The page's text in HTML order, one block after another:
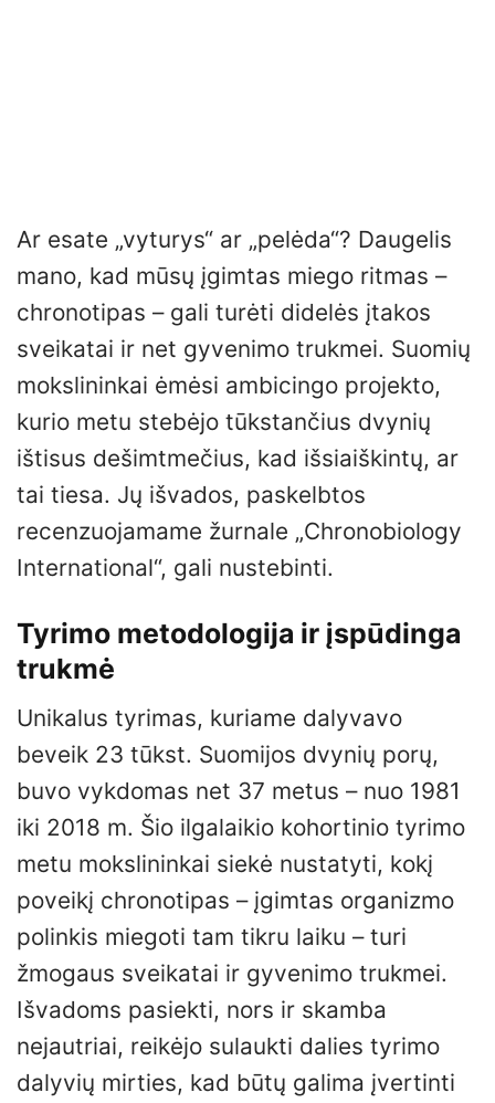
Ar esate „vyturys“ ar „pelėda“? Daugelis
mano, kad mūsų įgimtas miego ritmas –
chronotipas – gali turėti didelės įtakos
sveikatai ir net gyvenimo trukmei. Suomių
mokslininkai ėmėsi ambicingo projekto,
kurio metu stebėjo tūkstančius dvynių
ištisus dešimtmečius, kad išsiaiškintų, ar
tai tiesa. Jų išvados, paskelbtos
recenzuojamame žurnale „Chronobiology
International“, gali nustebinti.
Tyrimo metodologija ir įspūdinga
trukmė
Unikalus tyrimas, kuriame dalyvavo
beveik 23 tūkst. Suomijos dvynių porų,
buvo vykdomas net 37 metus – nuo 1981
iki 2018 m. Šio ilgalaikio kohortinio tyrimo
metu mokslininkai siekė nustatyti, kokį
poveikį chronotipas – įgimtas organizmo
polinkis miegoti tam tikru laiku – turi
žmogaus sveikatai ir gyvenimo trukmei.
Išvadoms pasiekti, nors ir skamba
nejautriai, reikėjo sulaukti dalies tyrimo
dalyvių mirties, kad būtų galima įvertinti